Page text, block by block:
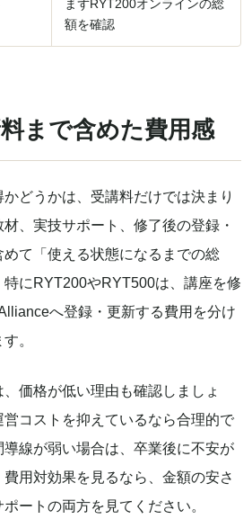
まずRYT200オンラインの総
額を確認
まで含めた費用感
どうかは、受講料だけでは決まり
、実技サポート、修了後の登録・
て「使える状態になるまでの総
にRYT200やRYT500は、講座を修
へ登録・更新する費用を分け
。
価格が低い理由も確認しましょ
営コストを抑えているなら合理的で
線が弱い場合は、卒業後に不安が
用対効果を見るなら、金額の安さ
ートの両方を見てください。